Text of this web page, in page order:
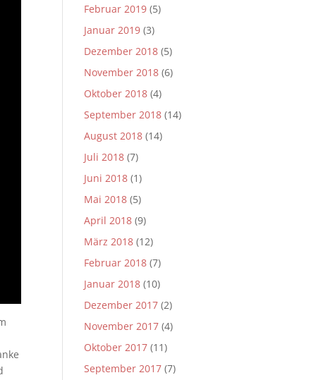
Februar 2019 (5)
Januar 2019 (3)
Dezember 2018 (5)
November 2018 (6)
Oktober 2018 (4)
September 2018 (14)
August 2018 (14)
Juli 2018 (7)
Juni 2018 (1)
Mai 2018 (5)
April 2018 (9)
März 2018 (12)
Februar 2018 (7)
Januar 2018 (10)
Dezember 2017 (2)
November 2017 (4)
Oktober 2017 (11)
September 2017 (7)